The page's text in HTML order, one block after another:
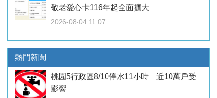
敬老愛心卡116年起全面擴大
2026-08-04 11:07
熱門新聞
桃園5行政區8/10停水11小時 近10萬戶受
影響